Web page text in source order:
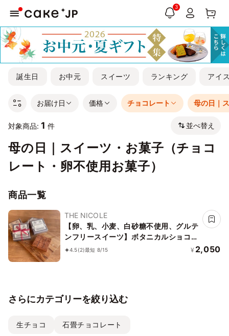
3
誕生日 お中元 スイーツ ランキング アイ
お届け日 価格 チョコレート 母の日｜
対象商品: 1 件 並べ替え
母の日｜スイーツ・お菓子（チョコ
レート・卵不使用お菓子）
商品一覧
THE NICOLE
【卵、乳、小麦、白砂糖不使用、グルテ
ンフリースイーツ】ボタニカルショコラ
京豆腐生チョコ 《ヴィーガンスイー
4.5(2)最短 8/15 ¥ 2,050
さらにカテゴリーを絞り込む
生チョコ 石畳チョコレート